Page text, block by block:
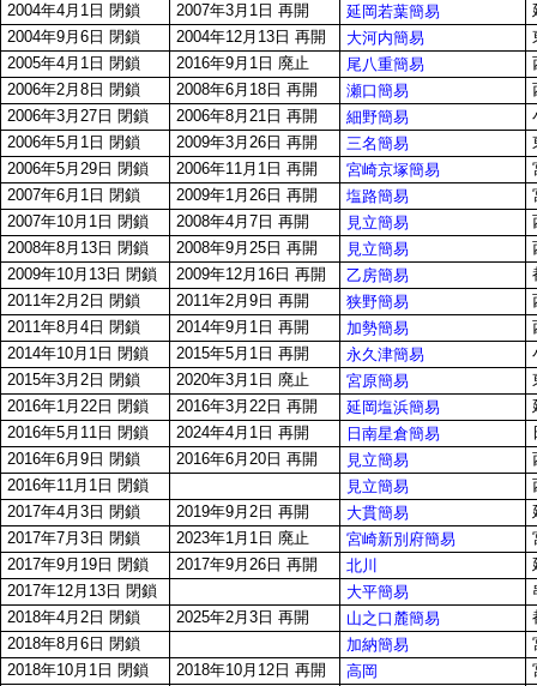
2004年4月1日 閉鎖
2007年3月1日 再開 延岡若葉簡易
2004年9月6日 閉鎖
2004年12月13日 再開 大河内簡易
2005年4月1日 閉鎖
2016年9月1日 廃止 尾八重簡易
2006年2月8日 閉鎖
2008年6月18日 再開 瀬口簡易
2006年3月27日 閉鎖
2006年8月21日 再開 細野簡易
2006年5月1日 閉鎖
2009年3月26日 再開 三名簡易
2006年5月29日 閉鎖
2006年11月1日 再開 宮崎京塚簡易
2007年6月1日 閉鎖
2009年1月26日 再開 塩路簡易
2007年10月1日 閉鎖
2008年4月7日 再開 見立簡易
2008年8月13日 閉鎖
2008年9月25日 再開 見立簡易
2009年10月13日 閉鎖
2009年12月16日 再開 乙房簡易
2011年2月2日 閉鎖
2011年2月9日 再開 狭野簡易
2011年8月4日 閉鎖
2014年9月1日 再開 加勢簡易
2014年10月1日 閉鎖
2015年5月1日 再開 永久津簡易
2015年3月2日 閉鎖
2020年3月1日 廃止 宮原簡易
2016年1月22日 閉鎖
2016年3月22日 再開 延岡塩浜簡易
2016年5月11日 閉鎖
2024年4月1日 再開 日南星倉簡易
2016年6月9日 閉鎖
2016年6月20日 再開 見立簡易
2016年11月1日 閉鎖
見立簡易
2017年4月3日 閉鎖
2019年9月2日 再開 大貫簡易
2017年7月3日 閉鎖
2023年1月1日 廃止 宮崎新別府簡易
2017年9月19日 閉鎖
2017年9月26日 再開 北川
2017年12月13日 閉鎖
大平簡易
2018年4月2日 閉鎖
2025年2月3日 再開 山之口麓簡易
2018年8月6日 閉鎖
加納簡易
2018年10月1日 閉鎖
2018年10月12日 再開 高岡